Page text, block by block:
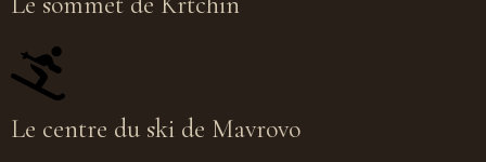
Le centre du ski de Mavrovo